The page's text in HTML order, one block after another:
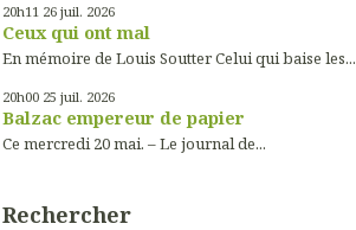
20h11 26 juil. 2026
Ceux qui ont mal
En mémoire de Louis Soutter Celui qui baise les...
20h00 25 juil. 2026
Balzac empereur de papier
Ce mercredi 20 mai. – Le journal de...
Rechercher